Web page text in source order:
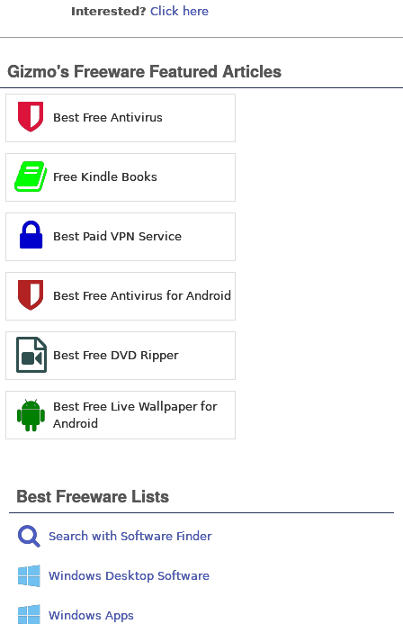
Interested? Click here
Gizmo's Freeware Featured Articles
Best Free Antivirus
Free Kindle Books
Best Paid VPN Service
Best Free Antivirus for Android
Best Free DVD Ripper
Best Free Live Wallpaper for
Android
Best Freeware Lists
Search with Software Finder
Windows Desktop Software
Windows Apps